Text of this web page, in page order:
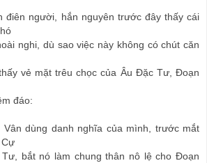
điên người, hắn nguyên trước đây thấy cái
nghi, dù sao việc này không có chút căn
vẻ mặt trêu chọc của Âu Đặc Tư, Đoạn
đáo:
dùng danh nghĩa của mình, trước mắt
bắt nó làm chung thân nô lệ cho Đoạn